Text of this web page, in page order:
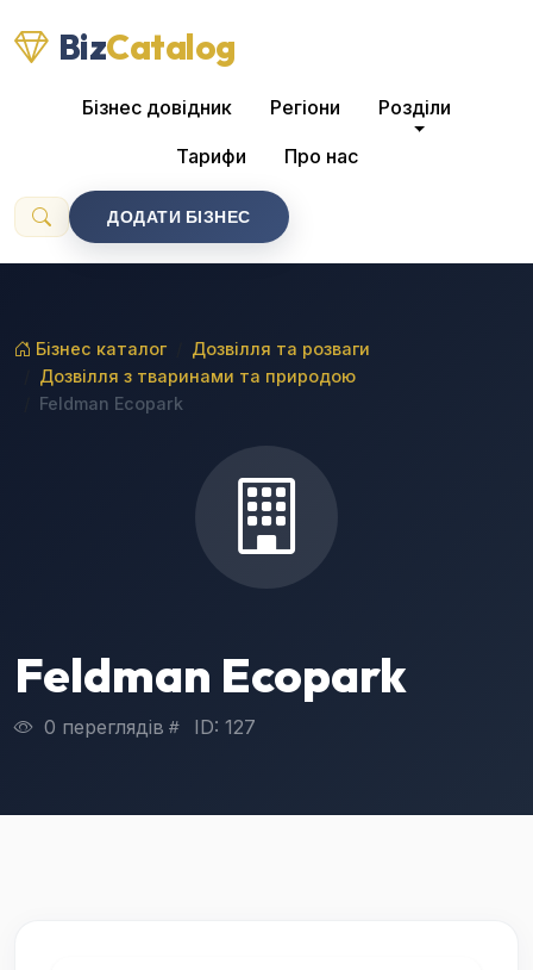
BizCatalog
Бізнес довідник Регіони Розділи
Тарифи Про нас
ДОДАТИ БІЗНЕС
Бізнес каталог
Дозвілля та розваги
Дозвілля з тваринами та природою
Feldman Ecopark
Feldman Ecopark
0 переглядів ID: 127